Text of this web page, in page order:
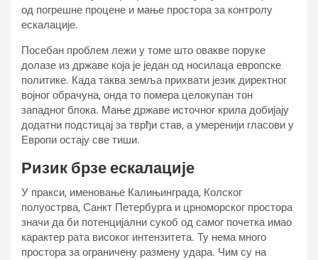
од погрешне процене и мање простора за контролу
ескалације.
Посебан проблем лежи у томе што овакве поруке
долазе из државе која је један од носилаца европске
политике. Када таква земља прихвати језик директног
војног обрачуна, онда то помера целокупан тон
западног блока. Мање државе источног крила добијају
додатни подстицај за тврђи став, а умеренији гласови у
Европи остају све тиши.
Ризик брзе ескалације
У пракси, именовање Калињинграда, Колског
полуострва, Санкт Петербурга и црноморског простора
значи да би потенцијални сукоб од самог почетка имао
карактер рата високог интензитета. Ту нема много
простора за ограничену размену удара. Чим су на